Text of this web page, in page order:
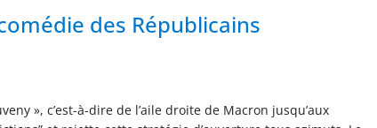
des Républicains
», c’est-à-dire de l’aile droite de Macron jusqu’aux